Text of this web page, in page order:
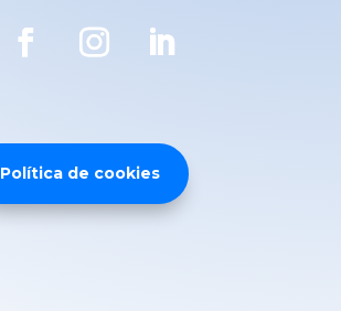
Política de cookies